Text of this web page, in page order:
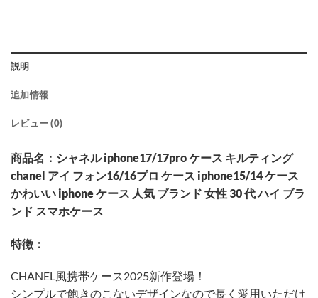
説明
追加情報
レビュー (0)
商品名：シャネル iphone17/17pro ケース キルティング
chanel アイ フォン16/16プロ ケース iphone15/14 ケース
かわいい iphone ケース 人気 ブランド 女性 30 代 ハイ ブラ
ンド スマホケース
特徴：
CHANEL風携帯ケース2025新作登場！
シンプルで飽きのこないデザインなので長く愛用いただけ